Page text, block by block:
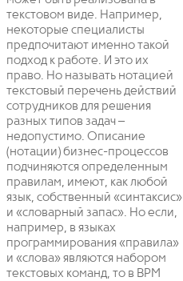
текстовом виде. Например,
некоторые специалисты
предпочитают именно такой
подход к работе. И это их
право. Но называть нотацией
текстовый перечень действий
сотрудников для решения
разных типов задач –
недопустимо. Описание
(нотации) бизнес-процессов
подчиняются определенным
правилам, имеют, как любой
язык, собственный «синтаксис»
и «словарный запас». Но если,
например, в языках
программирования «правила»
и «слова» являются набором
текстовых команд, то в BPM